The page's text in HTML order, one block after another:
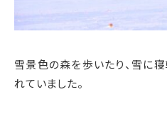
雪景色の森を歩いたり、雪に
れていました。